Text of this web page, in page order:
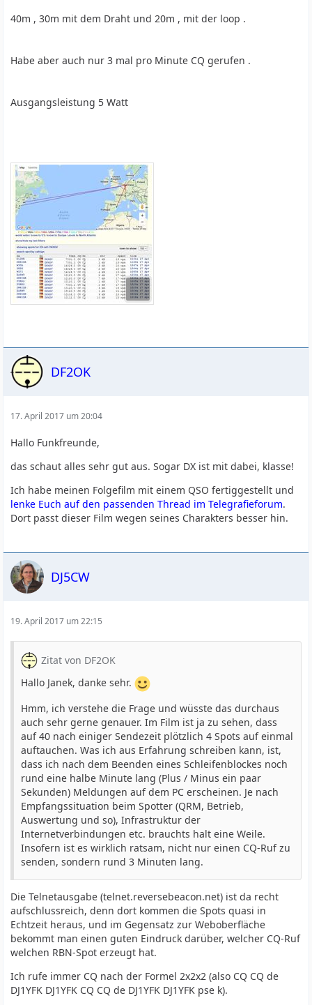
40m , 30m mit dem Draht und 20m , mit der loop .
Habe aber auch nur 3 mal pro Minute CQ gerufen .
Ausgangsleistung 5 Watt
DF2OK
17. April 2017 um 20:04
Hallo Funkfreunde,
das schaut alles sehr gut aus. Sogar DX ist mit dabei, klasse!
Ich habe meinen Folgefilm mit einem QSO fertiggestellt und
lenke Euch auf den passenden Thread im Telegrafieforum.
Dort passt dieser Film wegen seines Charakters besser hin.
DJ5CW
19. April 2017 um 22:15
Zitat von DF2OK
Hallo Janek, danke sehr.
Hmm, ich verstehe die Frage und wüsste das durchaus
auch sehr gerne genauer. Im Film ist ja zu sehen, dass
auf 40 nach einiger Sendezeit plötzlich 4 Spots auf einmal
auftauchen. Was ich aus Erfahrung schreiben kann, ist,
dass ich nach dem Beenden eines Schleifenblockes noch
rund eine halbe Minute lang (Plus / Minus ein paar
Sekunden) Meldungen auf dem PC erscheinen. Je nach
Empfangssituation beim Spotter (QRM, Betrieb,
Auswertung und so), Infrastruktur der
Internetverbindungen etc. brauchts halt eine Weile.
Insofern ist es wirklich ratsam, nicht nur einen CQ-Ruf zu
senden, sondern rund 3 Minuten lang.
Die Telnetausgabe (telnet.reversebeacon.net) ist da recht
aufschlussreich, denn dort kommen die Spots quasi in
Echtzeit heraus, und im Gegensatz zur Weboberfläche
bekommt man einen guten Eindruck darüber, welcher CQ-Ruf
welchen RBN-Spot erzeugt hat.
Ich rufe immer CQ nach der Formel 2x2x2 (also CQ CQ de
DJ1YFK DJ1YFK CQ CQ de DJ1YFK DJ1YFK pse k).